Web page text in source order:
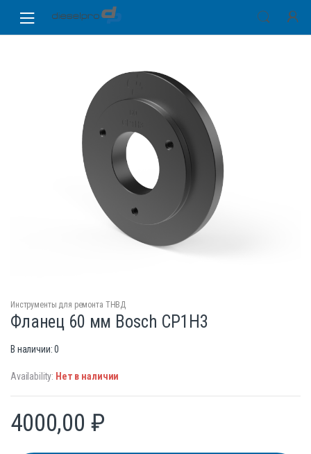
navigation
content
Инструменты для ремонта ТНВД
Фланец 60 мм Bosch CP1H3
В наличии: 0
Availability: Нет в наличии
4000,00 ₽